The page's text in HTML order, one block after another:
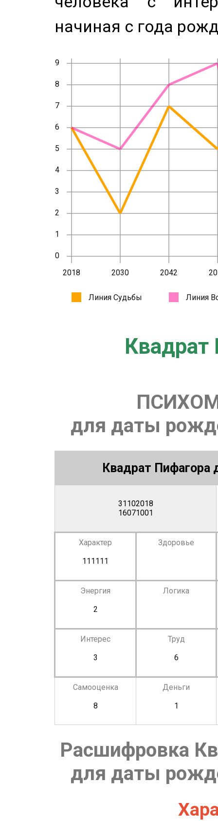
начиная с года
Квадрат
для даты
Квадрат Пифагора
31102018
16071001
Характер
111111
Здоровье
Энергия
2
Логика
Интерес
3
Труд
6
Самооценка
8
Деньги
1
Расшифровка
для даты